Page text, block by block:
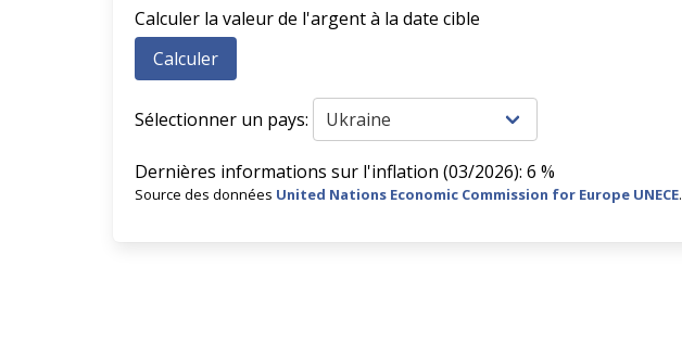
Calculer la valeur de l'argent à la date cible
Sélectionner un pays:
Dernières informations sur l'inflation (03/2026): 6 %
Source des données United Nations Economic Commission for Europe UNECE.